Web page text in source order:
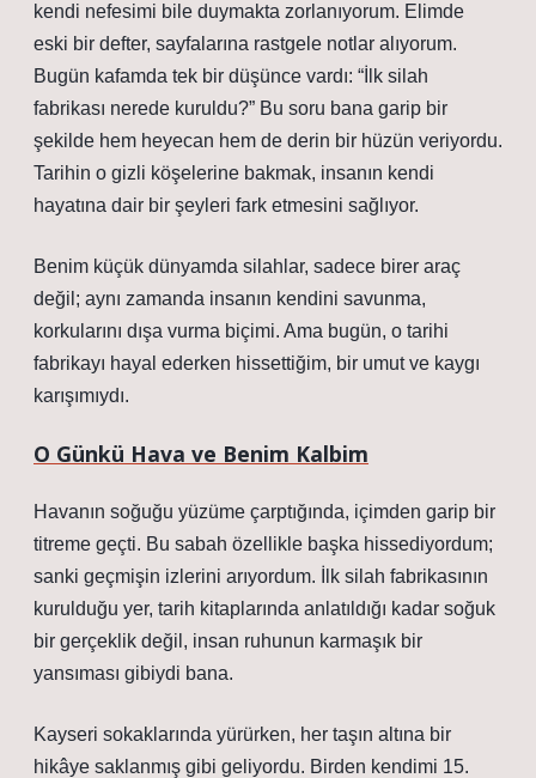
kendi nefesimi bile duymakta zorlanıyorum. Elimde
eski bir defter, sayfalarına rastgele notlar alıyorum.
Bugün kafamda tek bir düşünce vardı: “İlk silah
fabrikası nerede kuruldu?” Bu soru bana garip bir
şekilde hem heyecan hem de derin bir hüzün veriyordu.
Tarihin o gizli köşelerine bakmak, insanın kendi
hayatına dair bir şeyleri fark etmesini sağlıyor.
Benim küçük dünyamda silahlar, sadece birer araç
değil; aynı zamanda insanın kendini savunma,
korkularını dışa vurma biçimi. Ama bugün, o tarihi
fabrikayı hayal ederken hissettiğim, bir umut ve kaygı
karışımıydı.
O Günkü Hava ve Benim Kalbim
Havanın soğuğu yüzüme çarptığında, içimden garip bir
titreme geçti. Bu sabah özellikle başka hissediyordum;
sanki geçmişin izlerini arıyordum. İlk silah fabrikasının
kurulduğu yer, tarih kitaplarında anlatıldığı kadar soğuk
bir gerçeklik değil, insan ruhunun karmaşık bir
yansıması gibiydi bana.
Kayseri sokaklarında yürürken, her taşın altına bir
hikâye saklanmış gibi geliyordu. Birden kendimi 15.